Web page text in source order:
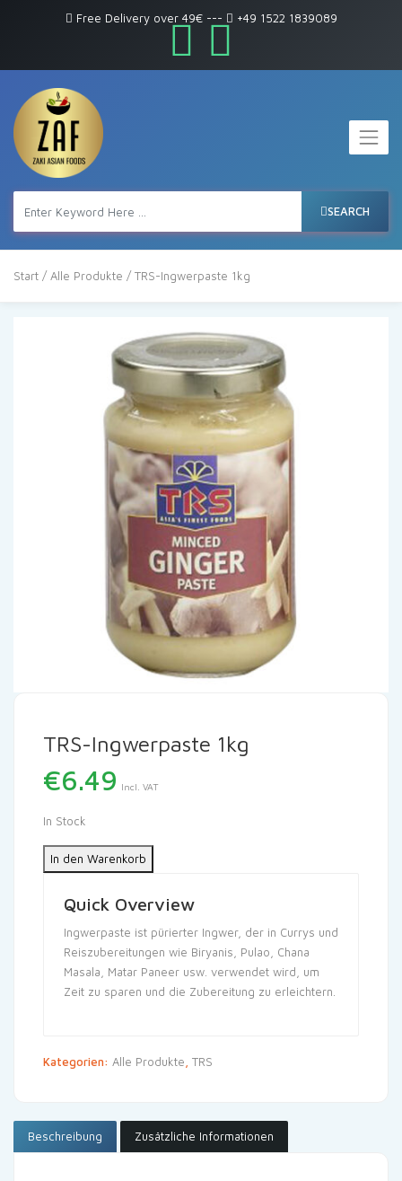
Free Delivery over 49€--- +49 1522 1839089
SEARCH
Start / Alle Produkte / TRS-Ingwerpaste 1kg
TRS-Ingwerpaste 1kg
€6.49 Incl. VAT
In Stock
In den Warenkorb
Quick Overview
Ingwerpaste ist pürierter Ingwer, der in Currys und
Reiszubereitungen wie Biryanis, Pulao, Chana
Masala, Matar Paneer usw. verwendet wird, um
Zeit zu sparen und die Zubereitung zu erleichtern.
Kategorien: Alle Produkte TRS
Beschreibung Zusätzliche Informationen